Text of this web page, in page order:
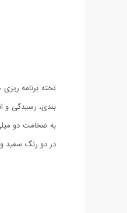
تخته برنامه
بندی، رسیدگی و
به ضخامت دو
در دو رنگ سفید